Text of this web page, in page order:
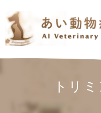
トリ